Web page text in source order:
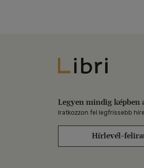
Libri
Legyen mindig képben
Iratkozzon fel legfrissebb
Hírlevél-